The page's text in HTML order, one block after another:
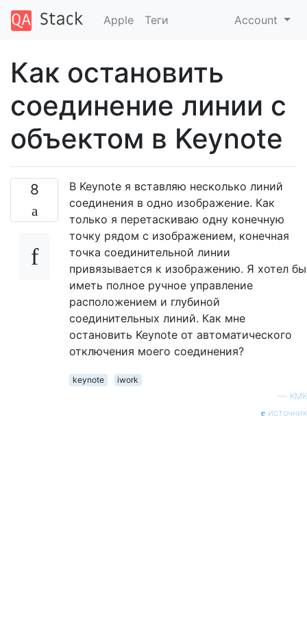
Apple Теги Account
Как остановить
соединение линии с
объектом в Keynote
8
В Keynote я вставляю несколько линий
соединения в одно изображение. Как
только я перетаскиваю одну конечную
точку рядом с изображением, конечная
точка соединительной линии
привязывается к изображению. Я хотел бы
иметь полное ручное управление
расположением и глубиной
соединительных линий. Как мне
остановить Keynote от автоматического
отключения моего соединения?
keynote
iwork
— КМК
источник